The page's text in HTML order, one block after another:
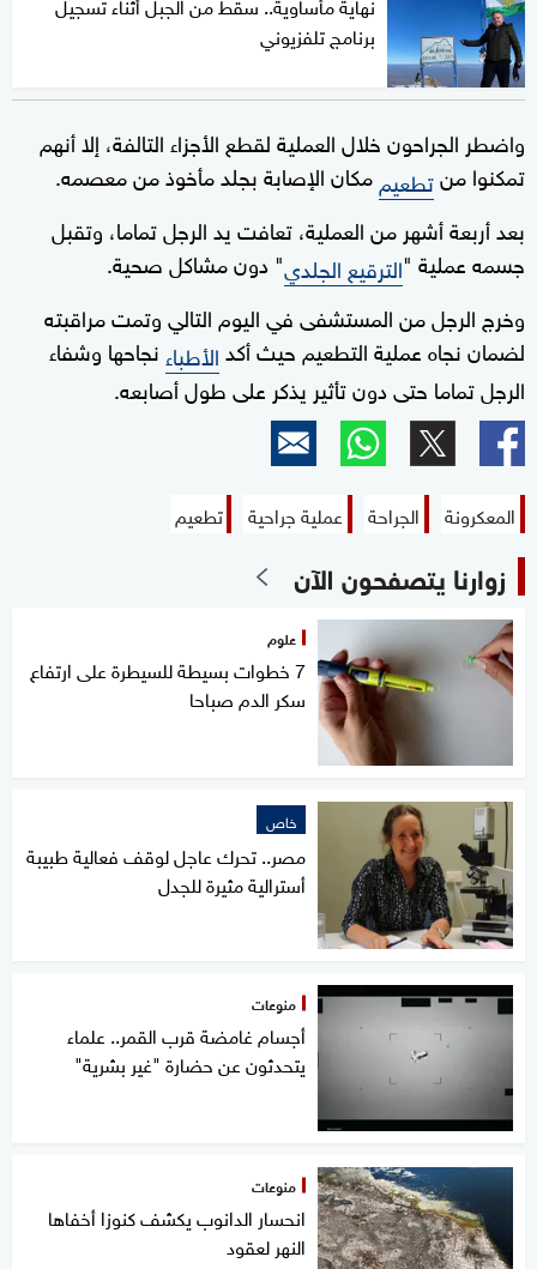
برنامج تلفزيوني
واضطر الجراحون خلال العملية لقطع الأجزاء التالفة، إلا أنهم
تمكنوا منتطعيممكان الإصابة بجلد مأخوذ من معصمه.
بعد أربعة أشهر من العملية، تعافت يد الرجل تماما، وتقبل
جسمه عملية "الترقيع الجلدي" دون مشاكل صحية.
وخرج الرجل من المستشفى في اليوم التالي وتمت مراقبته
لضمان نجاه عملية التطعيم حيث أكدالأطباءنجاحها وشفاء
الرجل تماما حتى دون تأثير يذكر على طول أصابعه.
المعكرونة الجراحة عملية جراحية تطعيم
زوارنا يتصفحون الآن
علوم
7 خطوات بسيطة للسيطرة على ارتفاع
سكر الدم صباحا
خاص
مصر.. تحرك عاجل لوقف فعالية طبيبة
أسترالية مثيرة للجدل
منوعات
أجسام غامضة قرب القمر.. علماء
يتحدثون عن حضارة "غير بشرية"
منوعات
انحسار الدانوب يكشف كنوزا أخفاها
النهر لعقود